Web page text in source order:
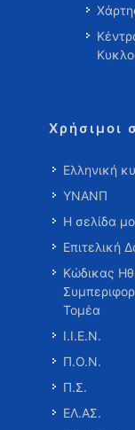
Χρήσιμοι
Ελληνική
ΥΝΑΝΠ
Η σελίδα
Επιτελική
Κώδικας
Τομέα
Ι.Ι.Ε.Ν.
Π.Ο.Ν.
Π.Σ.
ΕΛ.ΑΣ.